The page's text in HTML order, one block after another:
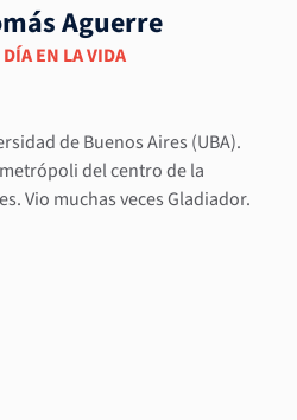
Aguerre
EN LA VIDA
de Buenos Aires (UBA).
del centro de la
Vio muchas veces Gladiador.